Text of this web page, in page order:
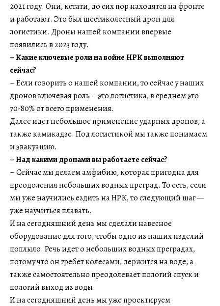
2021 году. Они, кстати, до сих пор находятся на фронте
и работают. Это был шестиколесный дрон для
логистики. Дроны нашей компании впервые
появились в 2023 году.
–Какие ключевые роли на войне НРК выполняют
сейчас?
– Если говорить о нашей компании, то сейчас у наших
дронов ключевая роль – это логистика, в среднем это
70-80% от всего применения.
Далее идет небольшое применение ударных дронов, а
также камикадзе. Под логистикой мы также понимаем
и эвакуацию.
–Над какими дронами вы работаете сейчас?
– Сейчас мы делаем амфибию, которая пригодна для
преодоления небольших водных преград. То есть, если
мы уже научились ездить на НРК, то следующий шаг —
уже научиться плавать.
И на сегодняшний день мы сделали навесное
оборудование для того, чтобы одно из наших изделий
поплыло. Речь идет о небольших водных преградах,
потому что он гребет колесами, держится на воде, а
также самостоятельно преодолевает пологий спуск и
пологий выход из воды.
И на сегодняшний день мы уже проектируем